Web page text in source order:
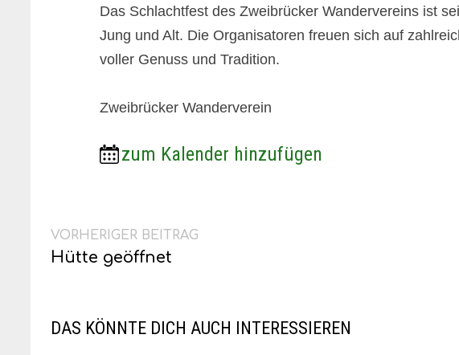
Das Schlachtfest des Zweibrücker Wandervereins ist
Jung und Alt. Die Organisatoren freuen sich auf
voller Genuss und Tradition.
Zweibrücker Wanderverein
zum Kalender hinzufügen
Beitragsnavigation
VORHERIGER BEITRAG
Hütte geöffnet
DAS KÖNNTE DICH AUCH INTERESSIEREN